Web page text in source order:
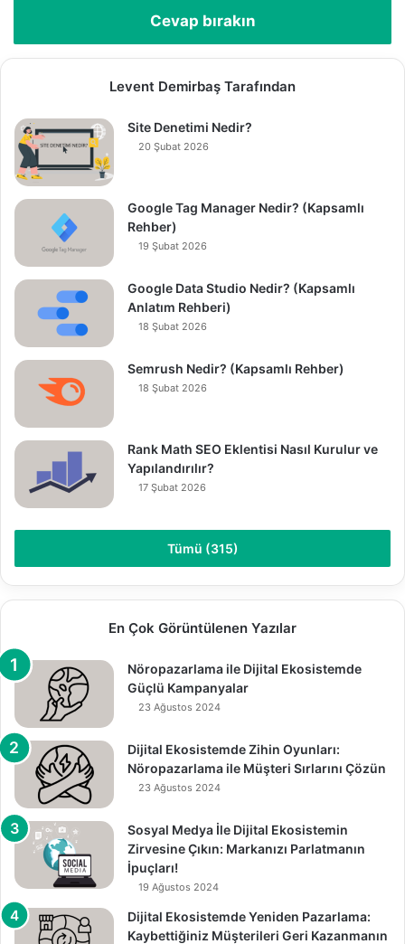
Cevap bırakın
Levent Demirbaş Tarafından
Site Denetimi Nedir?
20 Şubat 2026
Google Tag Manager Nedir? (Kapsamlı
Rehber)
19 Şubat 2026
Google Data Studio Nedir? (Kapsamlı
Anlatım Rehberi)
18 Şubat 2026
Semrush Nedir? (Kapsamlı Rehber)
18 Şubat 2026
Rank Math SEO Eklentisi Nasıl Kurulur ve
Yapılandırılır?
17 Şubat 2026
Tümü (315)
En Çok Görüntülenen Yazılar
Nöropazarlama ile Dijital Ekosistemde
Güçlü Kampanyalar
23 Ağustos 2024
Dijital Ekosistemde Zihin Oyunları:
Nöropazarlama ile Müşteri Sırlarını Çözün
23 Ağustos 2024
Sosyal Medya İle Dijital Ekosistemin
Zirvesine Çıkın: Markanızı Parlatmanın
İpuçları!
19 Ağustos 2024
Dijital Ekosistemde Yeniden Pazarlama:
Kaybettiğiniz Müşterileri Geri Kazanmanın